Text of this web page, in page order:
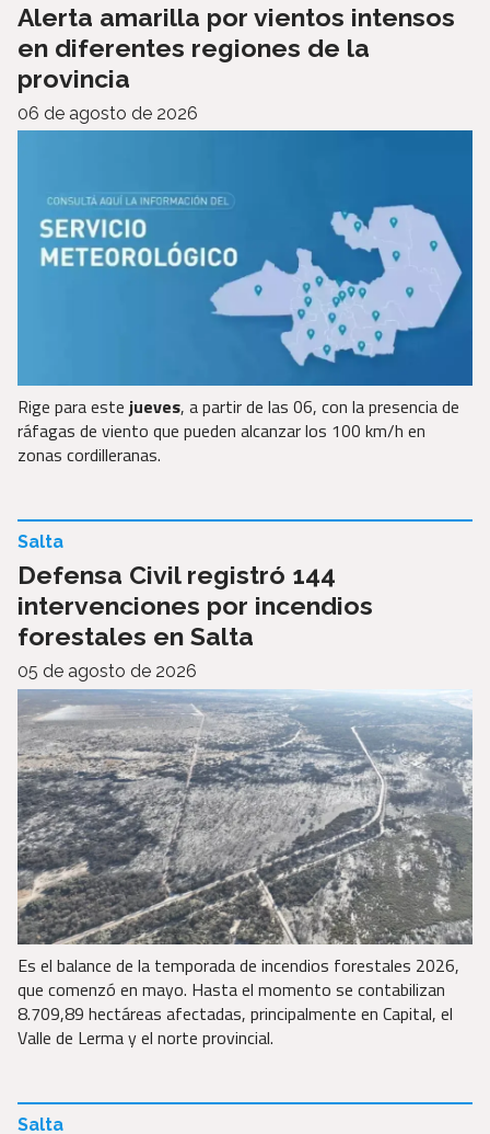
Alerta amarilla por vientos intensos
en diferentes regiones de la
provincia
06 de agosto de 2026
Rige para este jueves, a partir de las 06, con la presencia de
ráfagas de viento que pueden alcanzar los 100 km/h en
zonas cordilleranas.
Defensa Civil registró 144
intervenciones por incendios
forestales en Salta
Salta
05 de agosto de 2026
Es el balance de la temporada de incendios forestales 2026,
que comenzó en mayo. Hasta el momento se contabilizan
8.709,89 hectáreas afectadas, principalmente en Capital, el
Valle de Lerma y el norte provincial.
Salta